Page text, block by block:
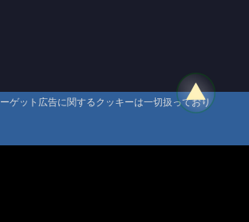
ゲット広告に関するクッキーは一切扱っており